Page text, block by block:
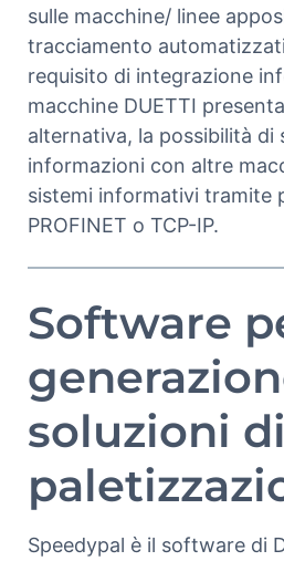
sulle macchine/ linee
tracciamento
requisito di integrazione
macchine DUETTI
alternativa, la possibilità di
informazioni con altre
sistemi informativi tramite
PROFINET o TCP-IP.
Software
soluzioni di
Speedypal è il software di